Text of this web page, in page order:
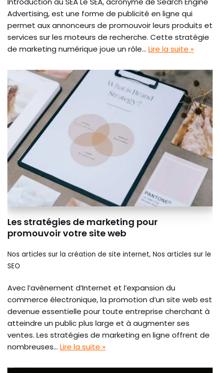
Advertising, est une forme de publicité en ligne qui
permet aux annonceurs de promouvoir leurs produits et
services sur les moteurs de recherche. Cette stratégie
de marketing numérique joue un rôle… Lire la suite »
Les stratégies de marketing pour
promouvoir votre site web
Nos articles sur la création de site internet, Nos articles sur le
SEO
Avec l’avènement d’Internet et l’expansion du
commerce électronique, la promotion d’un site web est
devenue essentielle pour toute entreprise cherchant à
atteindre un public plus large et à augmenter ses
ventes. Les stratégies de marketing en ligne offrent de
nombreuses… Lire la suite »